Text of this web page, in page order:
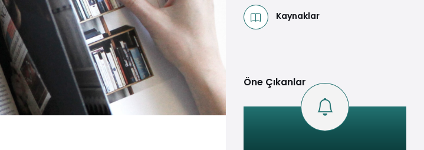
Kaynaklar
Öne Çıkanlar